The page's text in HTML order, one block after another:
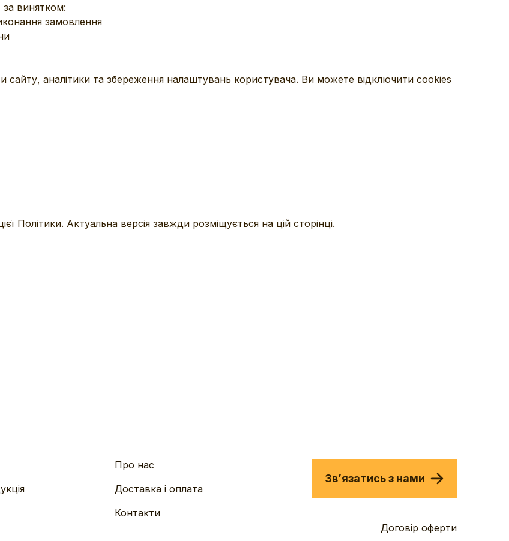
за винятком:
замовлення
аналітики та збереження налаштувань користувача. Ви можете відключити cookies
Політики. Актуальна версія завжди розміщується на цій сторінці.
Про нас
Доставка і оплата
Контакти
Звʼязатись з нами
Договір оферти